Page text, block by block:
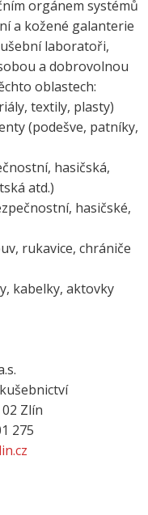
orgánem systémů
a kožené galanterie
laboratoři,
a dobrovolnou
oblastech:
textily, plasty)
(podešve, patníky,
hasičská,
atd.)
hasičské,
rukavice, chrániče
kabelky, aktovky
Zlín
275